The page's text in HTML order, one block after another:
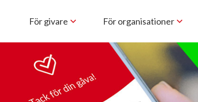
För givare För organisationer